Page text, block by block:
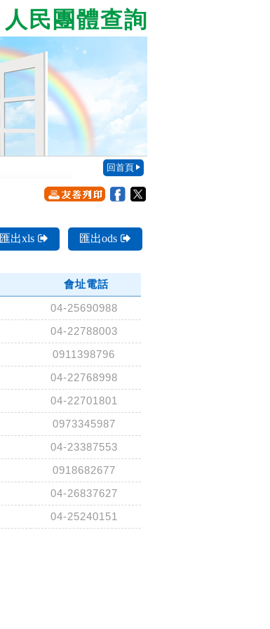
人民團體查詢
回首頁
匯出xls 匯出ods
會址電話
04-25690988
04-22788003
0911398796
04-22768998
04-22701801
0973345987
04-23387553
0918682677
04-26837627
04-25240151